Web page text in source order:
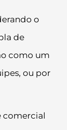
o
de
como um
ou por
comercial